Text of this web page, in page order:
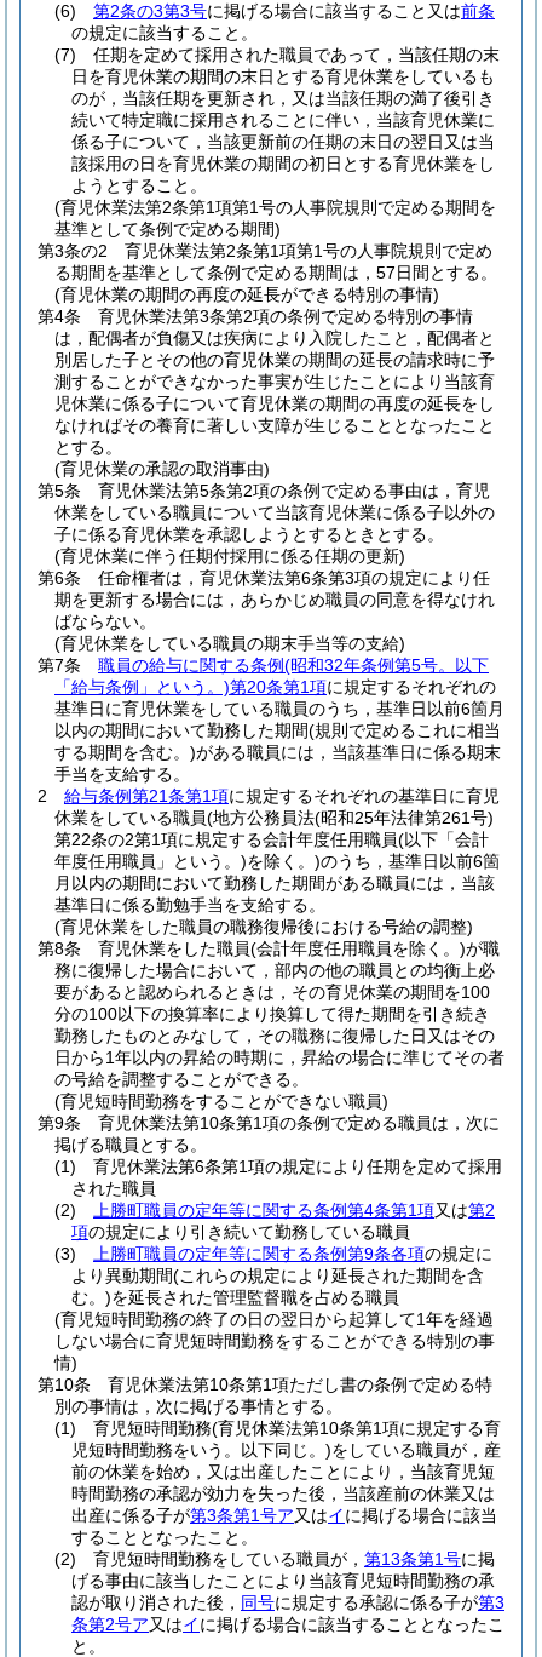
(6)
第2条の3第3号に掲げる場合に該当すること又は前条
の規定に該当すること。
(7)
任期を定めて採用された職員であって，当該任期の末
日を育児休業の期間の末日とする育児休業をしているも
のが，当該任期を更新され，又は当該任期の満了後引き
続いて特定職に採用されることに伴い，当該育児休業に
係る子について，当該更新前の任期の末日の翌日又は当
該採用の日を育児休業の期間の初日とする育児休業をし
ようとすること。
(育児休業法第2条第1項第1号の人事院規則で定める期間を
基準として条例で定める期間)
第3条の2
育児休業法第2条第1項第1号の人事院規則で定め
る期間を基準として条例で定める期間は，57日間とする。
(育児休業の期間の再度の延長ができる特別の事情)
第4条
育児休業法第3条第2項の条例で定める特別の事情
は，配偶者が負傷又は疾病により入院したこと，配偶者と
別居した子とその他の育児休業の期間の延長の請求時に予
測することができなかった事実が生じたことにより当該育
児休業に係る子について育児休業の期間の再度の延長をし
なければその養育に著しい支障が生じることとなったこと
とする。
(育児休業の承認の取消事由)
第5条
育児休業法第5条第2項の条例で定める事由は，育児
休業をしている職員について当該育児休業に係る子以外の
子に係る育児休業を承認しようとするときとする。
(育児休業に伴う任期付採用に係る任期の更新)
第6条
任命権者は，育児休業法第6条第3項の規定により任
期を更新する場合には，あらかじめ職員の同意を得なけれ
ばならない。
(育児休業をしている職員の期末手当等の支給)
第7条
職員の給与に関する条例(昭和32年条例第5号。以下
「給与条例」という。)第20条第1項に規定するそれぞれの
基準日に育児休業をしている職員のうち，基準日以前6箇月
以内の期間において勤務した期間(規則で定めるこれに相当
する期間を含む。)がある職員には，当該基準日に係る期末
手当を支給する。
2
給与条例第21条第1項に規定するそれぞれの基準日に育児
休業をしている職員(地方公務員法(昭和25年法律第261号)
第22条の2第1項に規定する会計年度任用職員(以下「会計
年度任用職員」という。)を除く。)のうち，基準日以前6箇
月以内の期間において勤務した期間がある職員には，当該
基準日に係る勤勉手当を支給する。
(育児休業をした職員の職務復帰後における号給の調整)
第8条
育児休業をした職員(会計年度任用職員を除く。)が職
務に復帰した場合において，部内の他の職員との均衡上必
要があると認められるときは，その育児休業の期間を100
分の100以下の換算率により換算して得た期間を引き続き
勤務したものとみなして，その職務に復帰した日又はその
日から1年以内の昇給の時期に，昇給の場合に準じてその者
の号給を調整することができる。
(育児短時間勤務をすることができない職員)
第9条
育児休業法第10条第1項の条例で定める職員は，次に
掲げる職員とする。
(1)
育児休業法第6条第1項の規定により任期を定めて採用
された職員
(2)
上勝町職員の定年等に関する条例第4条第1項又は第2
項の規定により引き続いて勤務している職員
(3)
上勝町職員の定年等に関する条例第9条各項の規定に
より異動期間(これらの規定により延長された期間を含
む。)を延長された管理監督職を占める職員
(育児短時間勤務の終了の日の翌日から起算して1年を経過
しない場合に育児短時間勤務をすることができる特別の事
情)
第10条
育児休業法第10条第1項ただし書の条例で定める特
別の事情は，次に掲げる事情とする。
(1)
育児短時間勤務(育児休業法第10条第1項に規定する育
児短時間勤務をいう。以下同じ。)をしている職員が，産
前の休業を始め，又は出産したことにより，当該育児短
時間勤務の承認が効力を失った後，当該産前の休業又は
出産に係る子が第3条第1号ア又はイに掲げる場合に該当
することとなったこと。
(2)
育児短時間勤務をしている職員が， 第13条第1号に掲
げる事由に該当したことにより当該育児短時間勤務の承
認が取り消された後， 同号に規定する承認に係る子が第3
条第2号ア又はイに掲げる場合に該当することとなったこ
と。